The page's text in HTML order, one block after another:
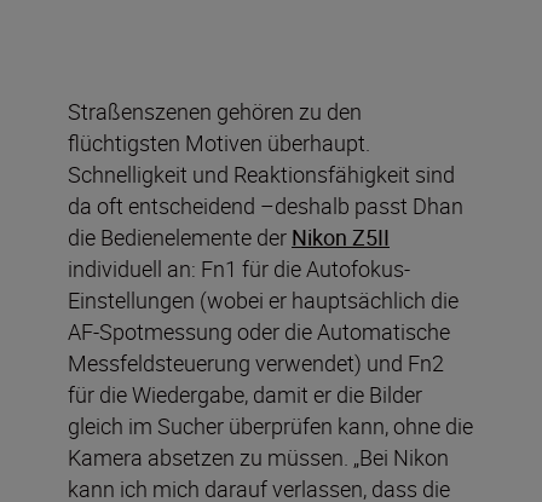
Straßenszenen gehören zu den
flüchtigsten Motiven überhaupt.
Schnelligkeit und Reaktionsfähigkeit sind
da oft entscheidend –deshalb passt Dhan
die Bedienelemente der Nikon Z5II
individuell an: Fn1 für die Autofokus-
Einstellungen (wobei er hauptsächlich die
AF-Spotmessung oder die Automatische
Messfeldsteuerung verwendet) und Fn2
für die Wiedergabe, damit er die Bilder
gleich im Sucher überprüfen kann, ohne die
Kamera absetzen zu müssen. „Bei Nikon
kann ich mich darauf verlassen, dass die